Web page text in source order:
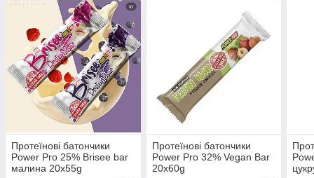
Протеїнові батончики
Power Pro 25% Brisee bar
малина 20x55g
Протеїнові батончики
Power Pro 32% Vegan Bar
20x60g